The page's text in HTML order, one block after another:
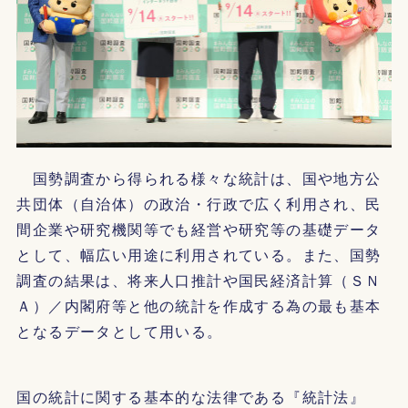
国勢調査から得られる様々な統計は、国や地方公
共団体（自治体）の政治・行政で広く利用され、民
間企業や研究機関等でも経営や研究等の基礎データ
として、幅広い用途に利用されている。また、国勢
調査の結果は、将来人口推計や国民経済計算（ＳＮ
Ａ）／内閣府等と他の統計を作成する為の最も基本
となるデータとして用いる。
国の統計に関する基本的な法律である『統計法』